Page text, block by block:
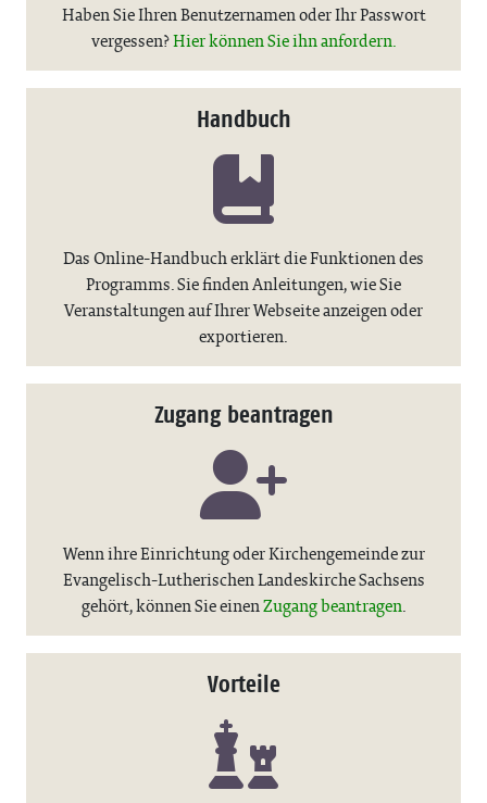
Haben Sie Ihren Benutzernamen oder Ihr Passwort
vergessen?Hier können Sie ihn anfordern.
Handbuch
Das Online-Handbuch erklärt die Funktionen des
Programms. Sie finden Anleitungen, wie Sie
Veranstaltungen auf Ihrer Webseite anzeigen oder
exportieren.
Zugang beantragen
Wenn ihre Einrichtung oder Kirchengemeinde zur
Evangelisch-Lutherischen Landeskirche Sachsens
gehört, können Sie einenZugang beantragen.
Vorteile